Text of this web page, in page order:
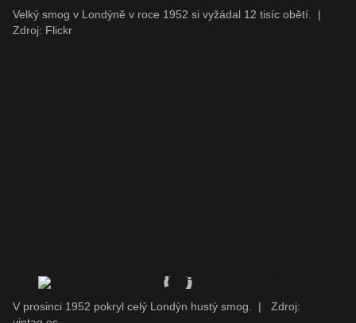
Velký smog v Londýně v roce 1952 si vyžádal 12 tisíc obětí.
|
Zdroj: Flickr
V prosinci 1952 pokryl celý Londýn hustý smog. |
Zdroj: